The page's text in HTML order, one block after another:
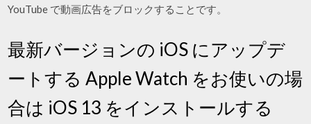
YouTube で動画広告をブロックすることです。
最新バージョンの iOS にアップデ
ートする Apple Watch をお使いの場
合は iOS 13 をインストールする